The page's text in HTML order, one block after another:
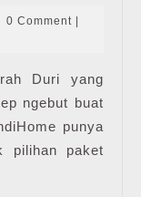
0 Comment
Duri yang
ngebut buat
punya
pilihan paket